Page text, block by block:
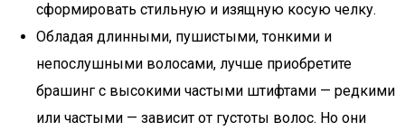
сформировать стильную и изящную косую челку.
Обладая длинными, пушистыми, тонкими и
непослушными волосами, лучше приобретите
брашинг с высокими частыми штифтами — редкими
или частыми — зависит от густоты волос. Но они